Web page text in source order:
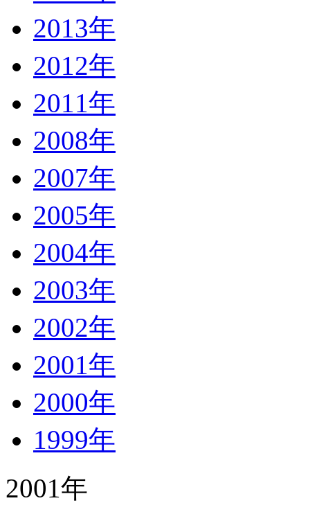
2013年
2012年
2011年
2008年
2007年
2005年
2004年
2003年
2002年
2001年
2000年
1999年
2001年